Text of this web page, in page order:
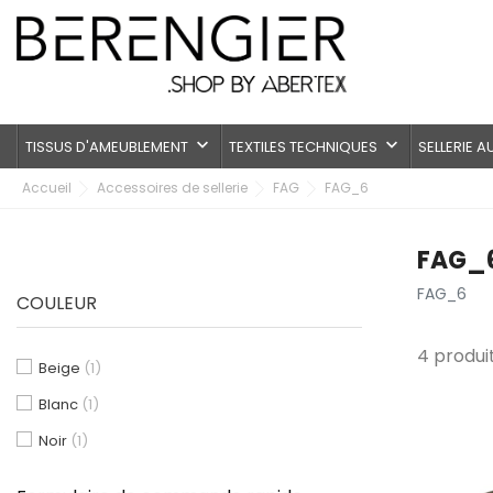
TISSUS D'AMEUBLEMENT keyboard_arrow_down TEXTILES TECHNIQUES keyboard_arrow_down SELLERIE
Accueil Accessoires de sellerie FAG FAG_6
COULEUR
Beige (1)
Blanc (1)
Noir (1)
FAG_6
4